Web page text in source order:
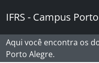
IFRS - Campus
Aqui você encontra os
Porto Alegre.